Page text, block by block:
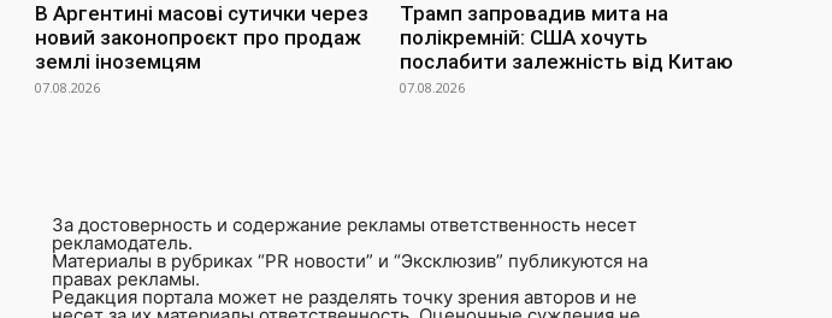
В Аргентині масові сутички через
новий законопроєкт про продаж
землі іноземцям
07.08.2026
Трамп запровадив мита на
полікремній: США хочуть
послабити залежність від Китаю
07.08.2026
За достоверность и содержание рекламы ответственность несет
рекламодатель.
Материалы в рубриках “PR новости” и “Эксклюзив” публикуются на
правах рекламы.
Редакция портала может не разделять точку зрения авторов и не